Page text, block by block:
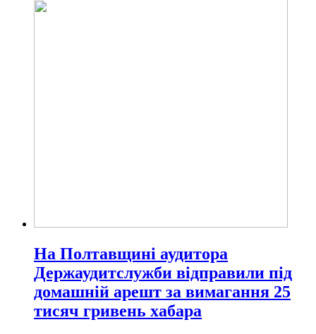
На Полтавщині аудитора
Держаудитслужби відправили під
домашній арешт за вимагання 25
тисяч гривень хабара